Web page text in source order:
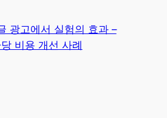
광고에서 실험의 효과 –
비용 개선 사례